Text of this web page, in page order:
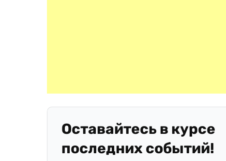
Оставайтесь в курсе
последних событий!